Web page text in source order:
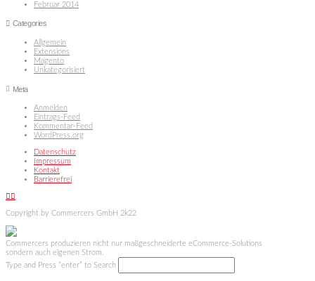
Februar 2014
Categories
Allgemein
Extensions
Magento
Unkategorisiert
Meta
Anmelden
Eintrags-Feed
Kommentar-Feed
WordPress.org
Datenschutz
Impressum
Kontakt
Barrierefrei
Facebook
Copyright by Commercers GmbH 2k22
Commercers produzieren nicht nur maßgeschneiderte eCommerce-Solutions
sondern auch eigenen Strom.
Type and Press “enter” to Search